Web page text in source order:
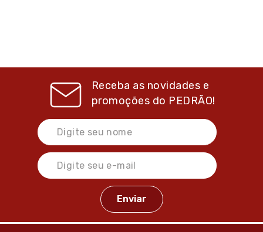
Receba as novidades e
promoções do PEDRÃO!